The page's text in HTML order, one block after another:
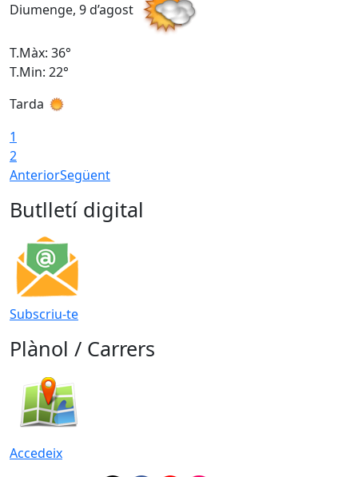
Diumenge, 9 d’agost
T.Màx: 36°
T.Min: 22°
Tarda
1
2
AnteriorSegüent
Butlletí digital
Subscriu-te
Plànol / Carrers
Accedeix